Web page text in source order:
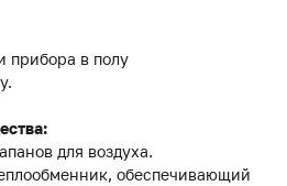
прибора в полу
для воздуха.
обеспечивающий